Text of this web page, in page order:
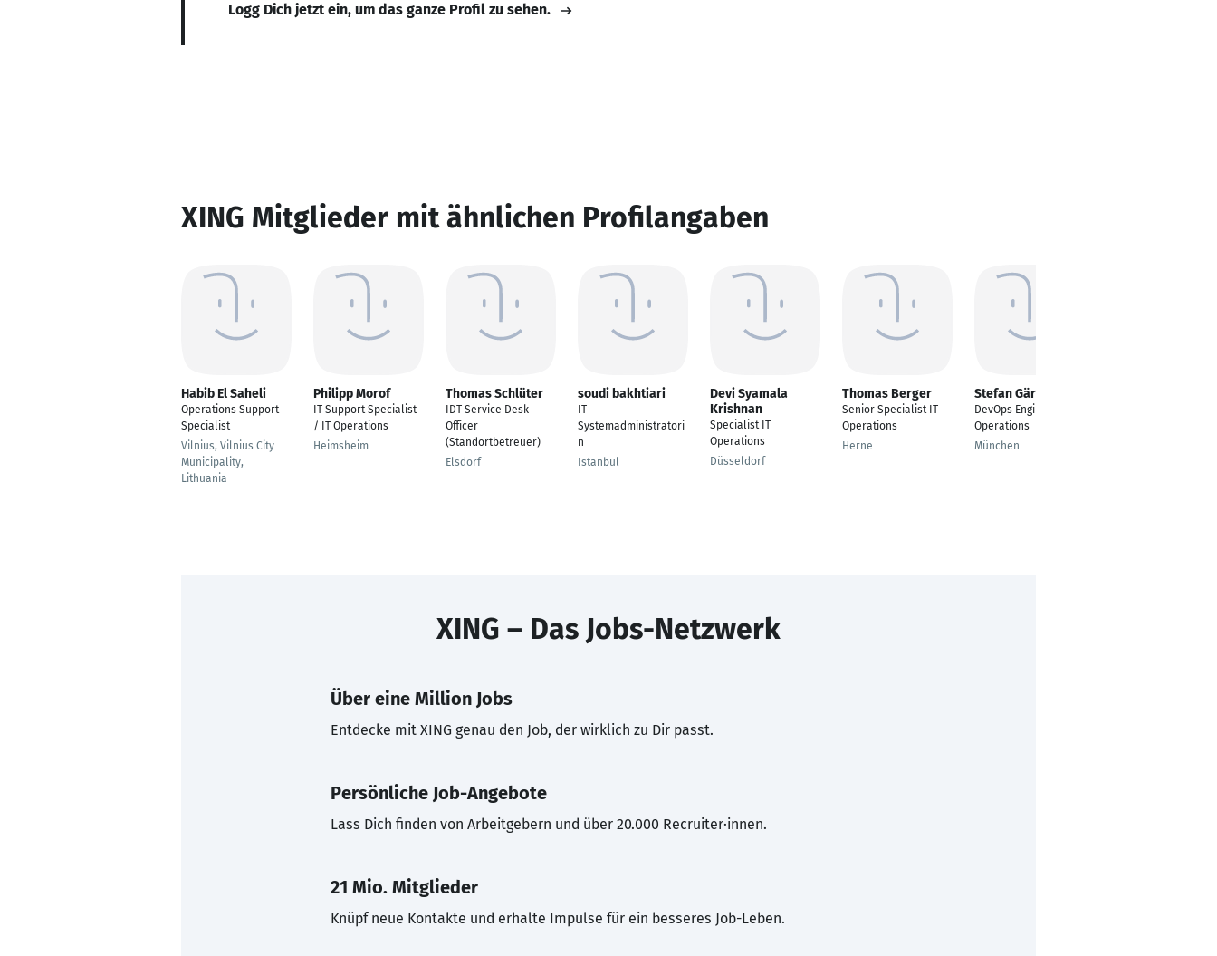
Logg Dich jetzt ein, um das ganze Profil zu sehen.
XING Mitglieder mit ähnlichen Profilangaben
Habib El Saheli
Operations Support
Specialist
Vilnius, Vilnius City
Municipality,
Lithuania
Philipp Morof
IT Support Specialist
/ IT Operations
Heimsheim
Thomas Schlüter
IDT Service Desk
Officer
(Standortbetreuer)
Elsdorf
soudi bakhtiari
IT
Systemadministratori
n
Istanbul
Devi Syamala
Krishnan
Specialist IT
Operations
Düsseldorf
Thomas Berger
Senior Specialist IT
Operations
Herne
Stefan Gärtner
DevOps Engineer
Operations
München
XING – Das Jobs-Netzwerk
Über eine Million Jobs
Entdecke mit XING genau den Job, der wirklich zu Dir passt.
Persönliche Job-Angebote
Lass Dich finden von Arbeitgebern und über 20.000 Recruiter·innen.
21 Mio. Mitglieder
Knüpf neue Kontakte und erhalte Impulse für ein besseres Job-Leben.